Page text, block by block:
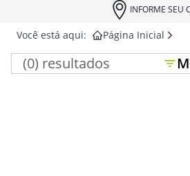
INFORME SEU
Você está aqui: Página Inicial
(0) resultados